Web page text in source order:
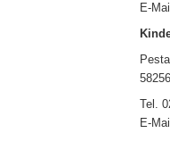
E-Mail
Tel.
E-Mail